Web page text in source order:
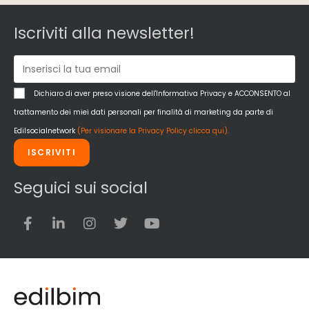
Iscriviti alla newsletter!
Dichiaro di aver preso visione dell'Informativa Privacy e ACCONSENTO al
trattamento dei miei dati personali per finalità di marketing da parte di
Edilsocialnetwork (Per visionare la Privacy Policy clicca qui).
ISCRIVITI
Seguici sui social